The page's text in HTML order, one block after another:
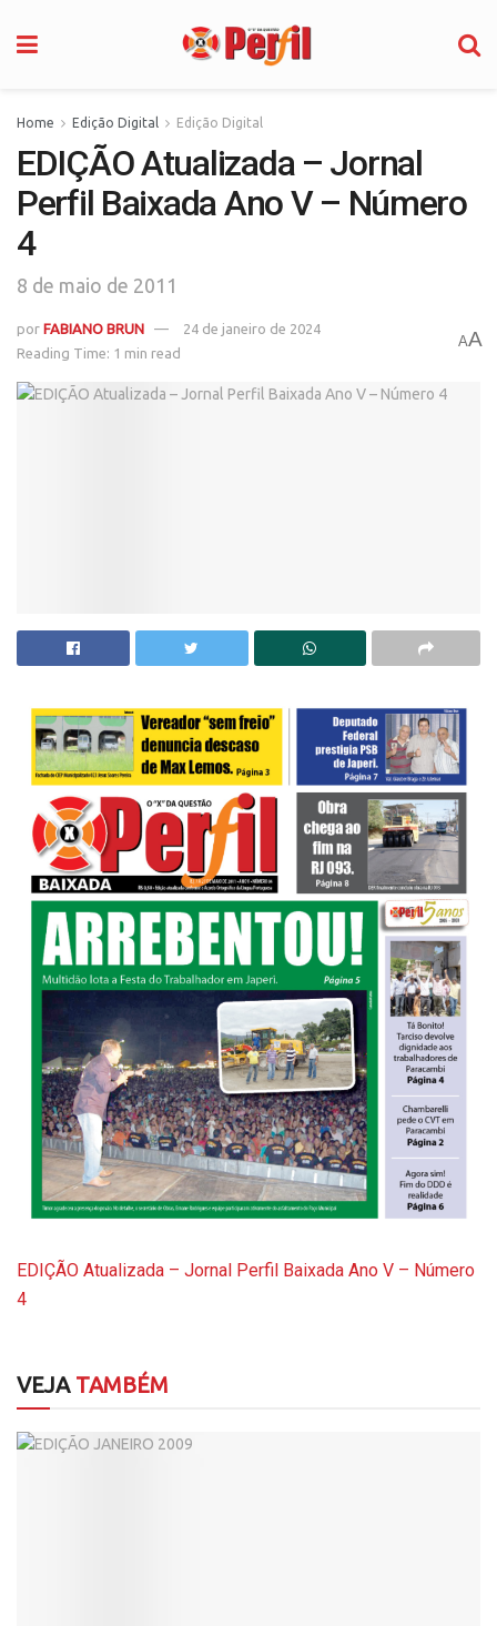
Home Edição Digital Edição Digital
EDIÇÃO Atualizada – Jornal
Perfil Baixada Ano V – Número
4
8 de maio de 2011
por FABIANO BRUN
24 de janeiro de 2024
Reading Time: 1 min read
AA
EDIÇÃO Atualizada – Jornal Perfil Baixada Ano V – Número
4
VEJATAMBÉM